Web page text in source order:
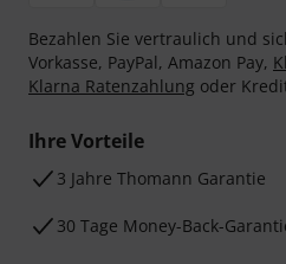
Bezahlen Sie vertraulich und
Vorkasse, PayPal, Amazon Pay,
Klarna Ratenzahlung oder
Ihre Vorteile
3 Jahre Thomann Garantie
30 Tage Money-Back-